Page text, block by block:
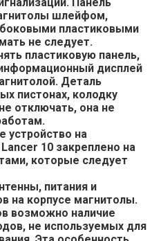
шлейфом,
пластиковыми
не следует.
пластиковую панель,
дисплей
Деталь
пистонах, колодку
отключать, она не
устройство на
10 закреплено на
которые следует
питания и
на корпусе магнитолы.
возможно наличие
не используемых для